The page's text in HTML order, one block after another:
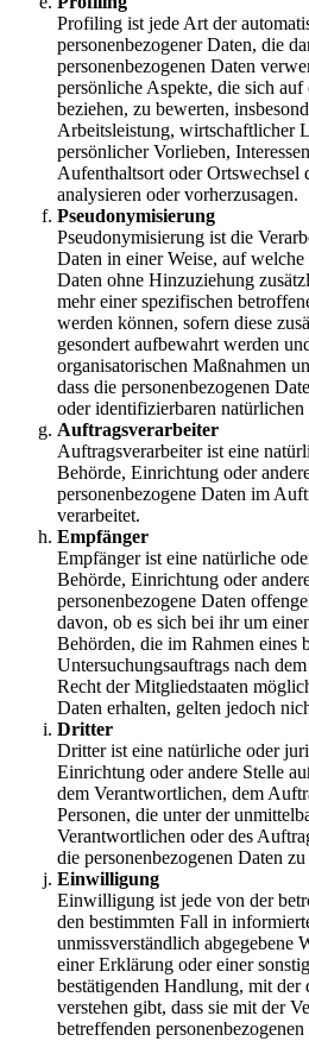
Profiling ist jede Art der
personenbezogener Daten, die
personenbezogenen Daten
persönliche Aspekte, die sich auf
beziehen, zu bewerten,
Arbeitsleistung, wirtschaftlicher
persönlicher Vorlieben,
Aufenthaltsort oder Ortswechsel
analysieren oder vorherzusagen.
Pseudonymisierung
Pseudonymisierung ist die
Daten in einer Weise, auf welche
Daten ohne Hinzuziehung
mehr einer spezifischen
werden können, sofern diese
gesondert aufbewahrt werden
organisatorischen Maßnahmen
dass die personenbezogenen
oder identifizierbaren
Auftragsverarbeiter
Auftragsverarbeiter ist eine
Behörde, Einrichtung oder
personenbezogene Daten im
verarbeitet.
Empfänger
Empfänger ist eine natürliche
Behörde, Einrichtung oder
personenbezogene Daten
davon, ob es sich bei ihr um
Behörden, die im Rahmen eines
Untersuchungsauftrags nach
Recht der Mitgliedstaaten
Daten erhalten, gelten jedoch
Dritter
Dritter ist eine natürliche oder
Einrichtung oder andere Stelle
dem Verantwortlichen, dem
Personen, die unter der
Verantwortlichen oder des
die personenbezogenen Daten
Einwilligung
Einwilligung ist jede von der
den bestimmten Fall in
unmissverständlich abgegebene
einer Erklärung oder einer
bestätigenden Handlung, mit der
verstehen gibt, dass sie mit der
betreffenden